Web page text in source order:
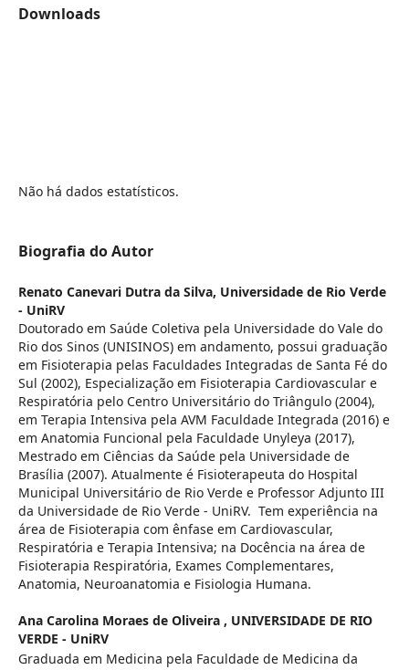
Downloads
Não há dados estatísticos.
Biografia do Autor
Renato Canevari Dutra da Silva, Universidade de Rio Verde
- UniRV
Doutorado em Saúde Coletiva pela Universidade do Vale do
Rio dos Sinos (UNISINOS) em andamento, possui graduação
em Fisioterapia pelas Faculdades Integradas de Santa Fé do
Sul (2002), Especialização em Fisioterapia Cardiovascular e
Respiratória pelo Centro Universitário do Triângulo (2004),
em Terapia Intensiva pela AVM Faculdade Integrada (2016) e
em Anatomia Funcional pela Faculdade Unyleya (2017),
Mestrado em Ciências da Saúde pela Universidade de
Brasília (2007). Atualmente é Fisioterapeuta do Hospital
Municipal Universitário de Rio Verde e Professor Adjunto III
da Universidade de Rio Verde - UniRV. Tem experiência na
área de Fisioterapia com ênfase em Cardiovascular,
Respiratória e Terapia Intensiva; na Docência na área de
Fisioterapia Respiratória, Exames Complementares,
Anatomia, Neuroanatomia e Fisiologia Humana.
Ana Carolina Moraes de Oliveira , UNIVERSIDADE DE RIO
VERDE - UniRV
Graduada em Medicina pela Faculdade de Medicina da